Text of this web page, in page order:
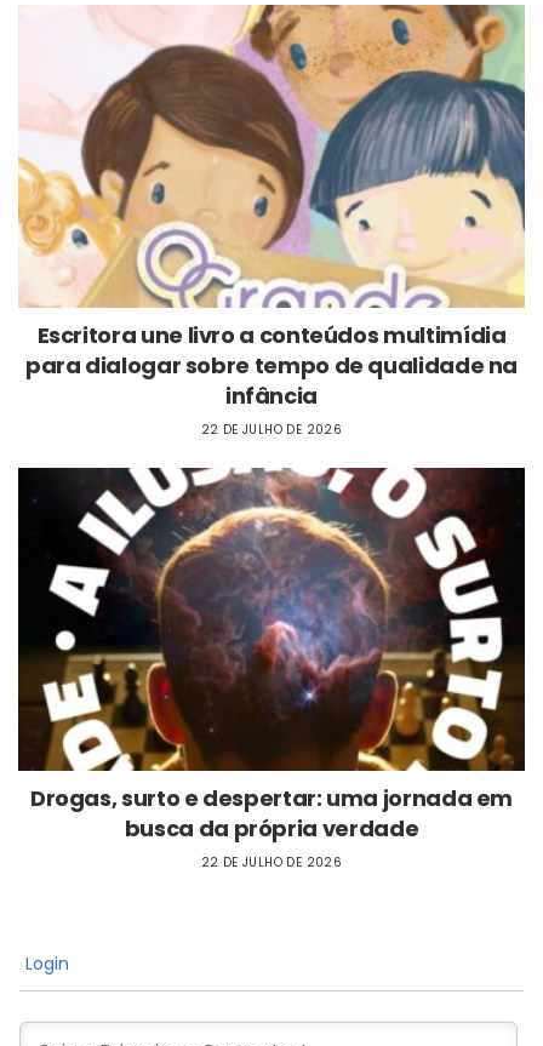
Escritora une livro a conteúdos multimídia
para dialogar sobre tempo de qualidade na
infância
22 DE JULHO DE 2026
Drogas, surto e despertar: uma jornada em
busca da própria verdade
22 DE JULHO DE 2026
Login